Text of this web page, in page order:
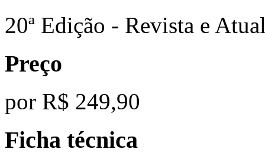
20ª Edição - Revista e
Preço
por R$ 249,90
Ficha técnica